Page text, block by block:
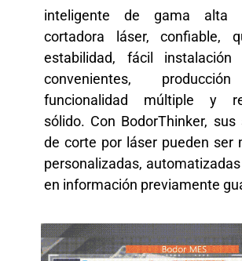
inteligente de gama alta
cortadora láser, confiable,
estabilidad, fácil
convenientes,
funcionalidad múltiple y
sólido. Con BodorThinker, sus
de corte por láser pueden ser
personalizadas,
en información previamente